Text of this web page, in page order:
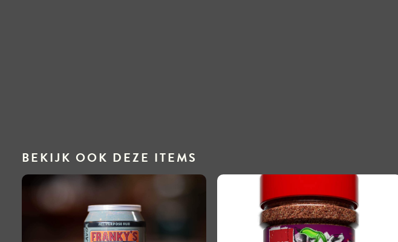
BEKIJK OOK DEZE ITEMS